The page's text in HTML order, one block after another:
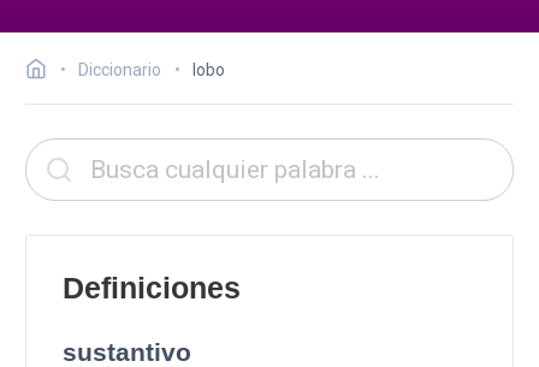
Diccionario lobo
Definiciones
sustantivo